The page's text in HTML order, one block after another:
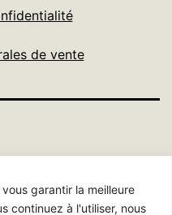
garantir la meilleure
continuez à l'utiliser, nous
de vente